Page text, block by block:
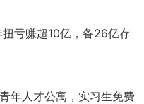
亏赚超10亿，备26亿存
年人才公寓，实习生免费